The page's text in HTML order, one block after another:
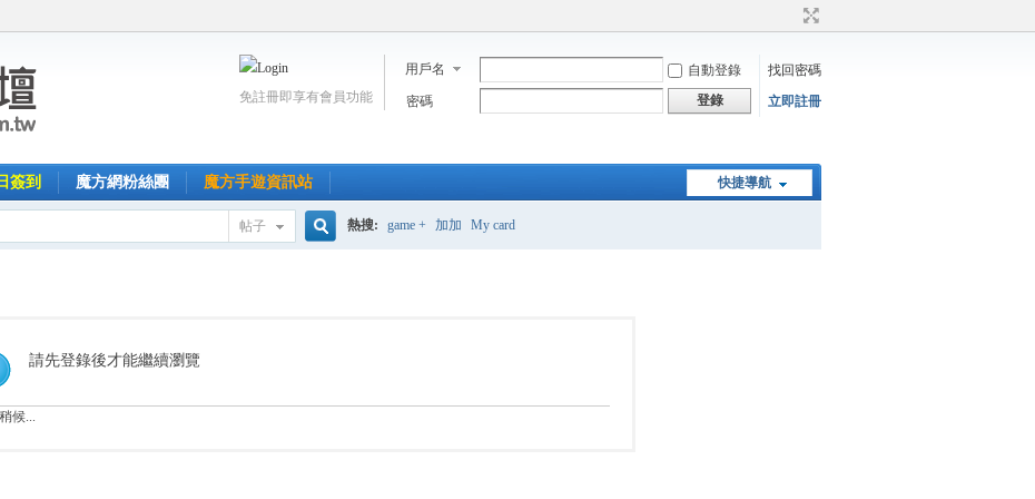
用戶名 自動登錄
找回密碼
密碼
登錄 立即註冊
免註冊即享有會員功能
快捷導航
簽到 魔方網粉絲團 魔方手遊資訊站
帖子 熱搜: game + 加加 My card
請先登錄後才能繼續瀏覽
候...